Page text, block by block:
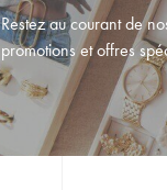
Restez au courant de
promotions et offres